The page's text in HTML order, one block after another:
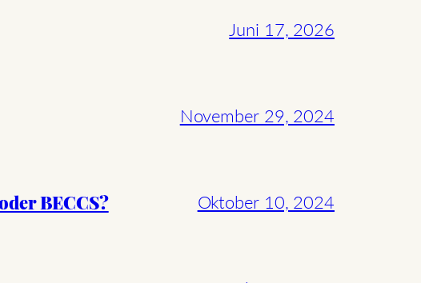
Juni 17, 2026
November 29, 2024
BECCS? Oktober 10, 2024